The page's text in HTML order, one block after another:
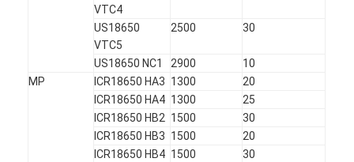
VTC4
US18650
VTC5
2500 30
US18650 NC1 2900
10
MP
ICR18650 HA3 1300
20
ICR18650 HA4 1300
25
ICR18650 HB2 1500
30
ICR18650 HB3 1500
20
ICR18650 HB4 1500
30